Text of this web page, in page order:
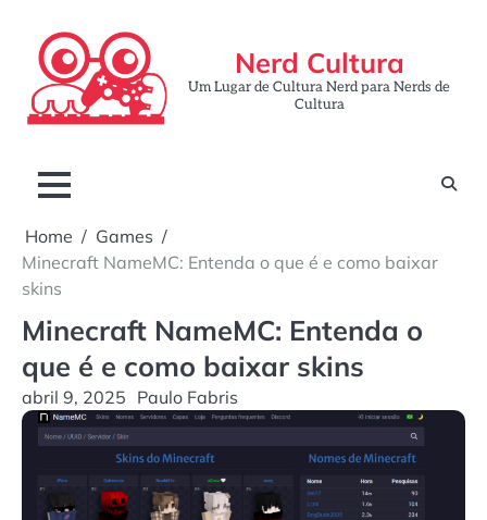
content
Nerd Cultura
Um Lugar de Cultura Nerd para Nerds de
Cultura
Home
Games
Minecraft NameMC: Entenda o que é e como baixar
skins
Minecraft NameMC: Entenda o
que é e como baixar skins
abril 9, 2025 Paulo Fabris